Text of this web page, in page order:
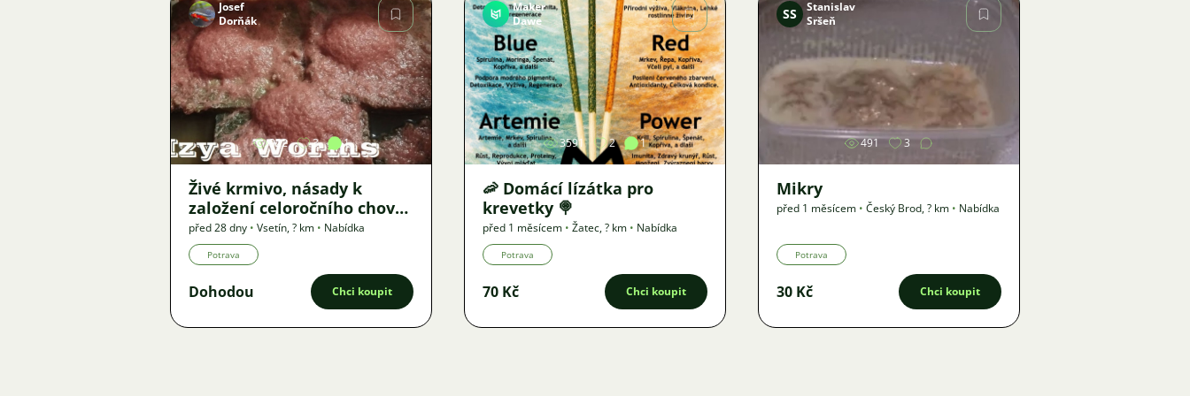
Obrázek
Josef
Dorňák
922 3 1
Živé krmivo, násady k
založení celoročního chovu
- Auloforus, Izya, Grindal,
Roupice, Moina,
před 28 dny • Vsetín,? km • Nabídka
Potrava
Dohodou Chci koupit
Obrázek
Maker
Dawe
3591 2 1
🦐 Domácí lízátka pro
krevetky 🍭
před 1 měsícem • Žatec,? km • Nabídka
Potrava
70 Kč Chci koupit
Obrázek
SS
Stanislav
Sršeň
491 3
Mikry
před 1 měsícem • Český Brod,? km • Nabídka
Potrava
30 Kč Chci koupit